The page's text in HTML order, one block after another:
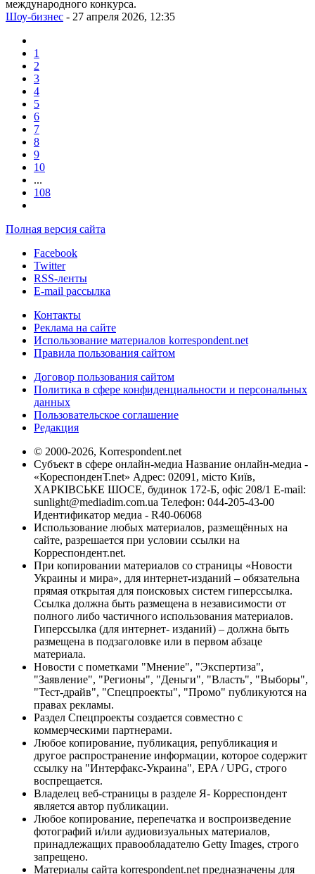
международного конкурса.
Шоу-бизнес - 27 апреля 2026, 12:35
1
2
3
4
5
6
7
8
9
10
...
108
Полная версия сайта
Facebook
Twitter
RSS-ленты
E-mail рассылка
Контакты
Реклама на сайте
Использование материалов korrespondent.net
Правила пользования сайтом
Договор пользования сайтом
Политика в сфере конфиденциальности и персональных
данных
Пользовательское соглашение
Редакция
© 2000-2026, Korrespondent.net
Субъект в сфере онлайн-медиа Название онлайн-медиа -
«КореспонденТ.net» Адрес: 02091, місто Київ,
ХАРКІВСЬКЕ ШОСЕ, будинок 172-Б, офіс 208/1 E-mail:
sunlight@mediadim.com.ua Телефон: 044-205-43-00
Идентификатор медиа - R40-06068
Использование любых материалов, размещённых на
сайте, разрешается при условии ссылки на
Корреспондент.net.
При копировании материалов со страницы «Новости
Украины и мира», для интернет-изданий – обязательна
прямая открытая для поисковых систем гиперссылка.
Ссылка должна быть размещена в независимости от
полного либо частичного использования материалов.
Гиперссылка (для интернет- изданий) – должна быть
размещена в подзаголовке или в первом абзаце
материала.
Новости с пометками "Мнение", "Экспертиза",
"Заявление", "Регионы", "Деньги", "Власть", "Выборы",
"Тест-драйв", "Спецпроекты", "Промо" публикуются на
правах рекламы.
Раздел Спецпроекты создается совместно с
коммерческими партнерами.
Любое копирование, публикация, републикация и
другое распространение информации, которое содержит
ссылку на "Интерфакс-Украина", EPA / UPG, строго
воспрещается.
Владелец веб-страницы в разделе Я- Корреспондент
является автор публикации.
Любое копирование, перепечатка и воспроизведение
фотографий и/или аудиовизуальных материалов,
принадлежащих правообладателю Getty Images, строго
запрещено.
Материалы сайта korrespondent.net предназначены для